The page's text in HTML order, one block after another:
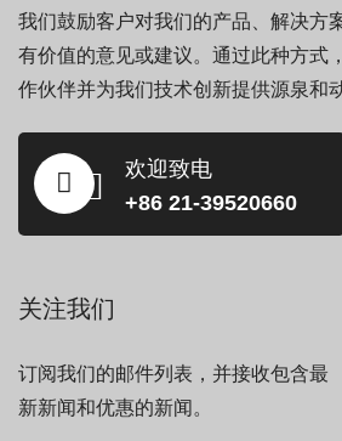
我们鼓励客户对我们的产品、解决方
有价值的意见或建议。通过此种方式
作伙伴并为我们技术创新提供源泉和
欢迎致电
+86 21-39520660
关注我们
订阅我们的邮件列表，并接收包含最
新新闻和优惠的新闻。